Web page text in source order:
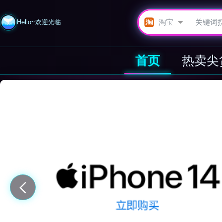
Hello~欢迎光临
首页 热卖尖
